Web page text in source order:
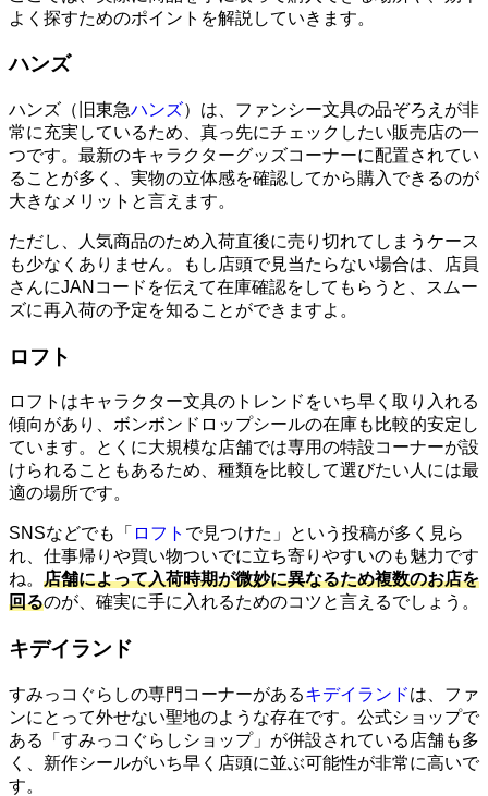
よく探すためのポイントを解説していきます。
ハンズ
ハンズ（旧東急ハンズ）は、ファンシー文具の品ぞろえが非
常に充実しているため、真っ先にチェックしたい販売店の一
つです。最新のキャラクターグッズコーナーに配置されてい
ることが多く、実物の立体感を確認してから購入できるのが
大きなメリットと言えます。
ただし、人気商品のため入荷直後に売り切れてしまうケース
も少なくありません。もし店頭で見当たらない場合は、店員
さんにJANコードを伝えて在庫確認をしてもらうと、スムー
ズに再入荷の予定を知ることができますよ。
ロフト
ロフトはキャラクター文具のトレンドをいち早く取り入れる
傾向があり、ボンボンドロップシールの在庫も比較的安定し
ています。とくに大規模な店舗では専用の特設コーナーが設
けられることもあるため、種類を比較して選びたい人には最
適の場所です。
SNSなどでも「 ロフト で見つけた」という投稿が多く見ら
れ、仕事帰りや買い物ついでに立ち寄りやすいのも魅力です
ね。 店舗によって入荷時期が微妙に異なるため複数のお店を
回るのが、確実に手に入れるためのコツと言えるでしょう。
キデイランド
すみっコぐらしの専門コーナーがあるキデイランドは、ファ
ンにとって外せない聖地のような存在です。公式ショップで
ある「すみっコぐらしショップ」が併設されている店舗も多
く、新作シールがいち早く店頭に並ぶ可能性が非常に高いで
す。